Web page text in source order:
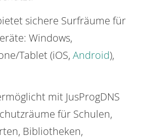
sichere Surfräume für
Windows,
Tablet (iOS, Android),
mit JusProgDNS
für Schulen,
Bibliotheken,